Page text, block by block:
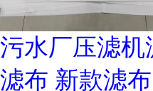
污水厂压滤机
滤布 新款滤